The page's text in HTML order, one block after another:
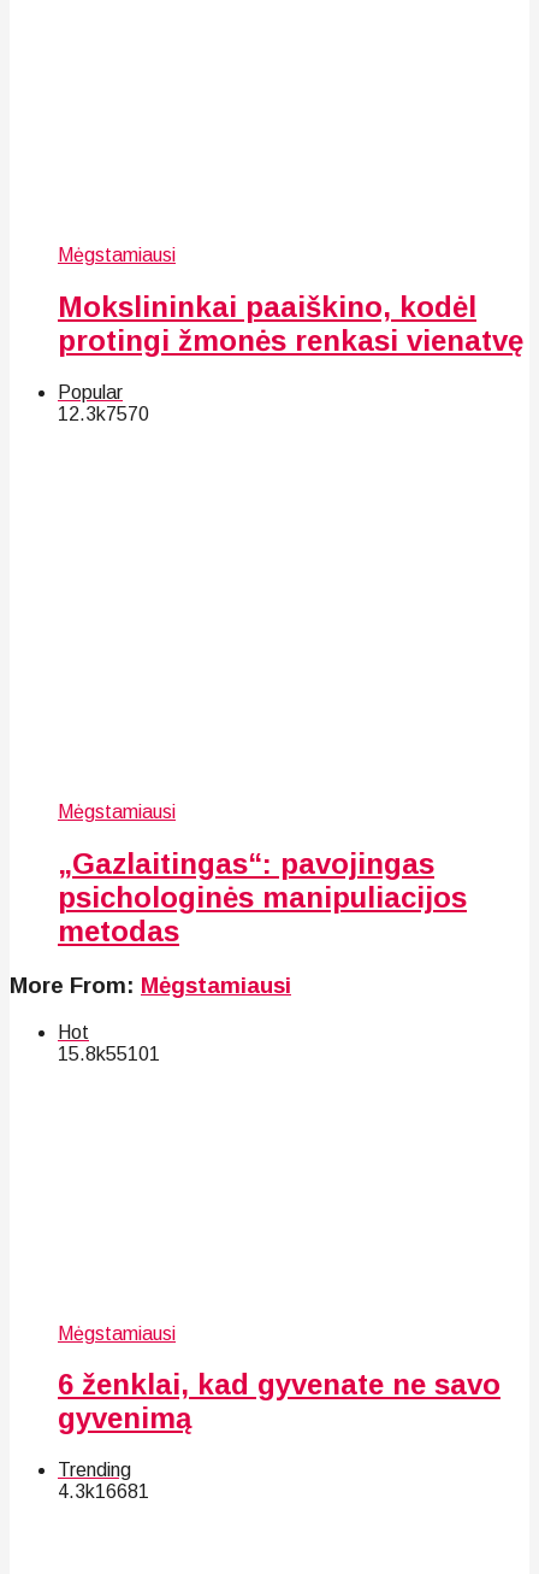
Mėgstamiausi
Mokslininkai paaiškino, kodėl
protingi žmonės renkasi vienatvę
Popular
12.3k7570
Mėgstamiausi
„Gazlaitingas“: pavojingas
psichologinės manipuliacijos
metodas
More From: Mėgstamiausi
Hot
15.8k55101
Mėgstamiausi
6 ženklai, kad gyvenate ne savo
gyvenimą
Trending
4.3k16681